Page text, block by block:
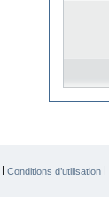
| Conditions d’utilisation |